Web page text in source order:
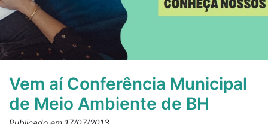
Vem aí Conferência Municipal
de Meio Ambiente de BH